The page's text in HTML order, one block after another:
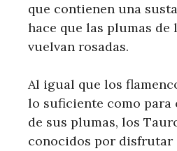
que contienen una
hace que las plumas de
vuelvan rosadas.
Al igual que los
lo suficiente como para
de sus plumas, los
conocidos por disfrutar